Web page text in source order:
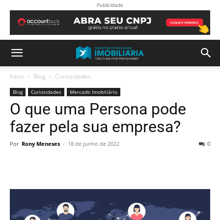
Publicidade
Início Blog Curiosidades
Blog Curiosidades Mercado Imobiliário
O que uma Persona pode
fazer pela sua empresa?
Por Rony Meneses - 18 de junho de 2022 0